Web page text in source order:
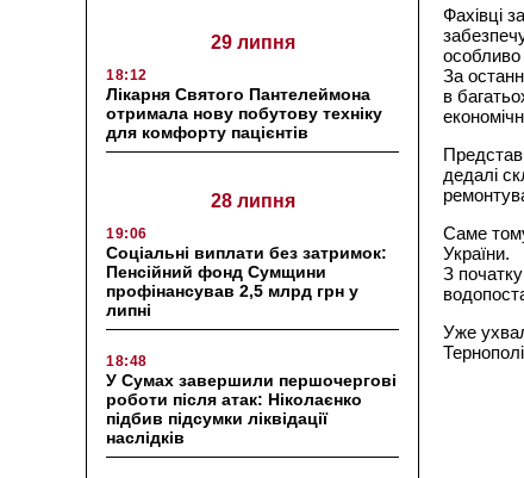
29 липня
18:12
Лікарня Святого Пантелеймона
отримала нову побутову техніку
для комфорту пацієнтів
28 липня
19:06
Соціальні виплати без затримок:
Пенсійний фонд Сумщини
профінансував 2,5 млрд грн у
липні
18:48
У Сумах завершили першочергові
роботи після атак: Ніколаєнко
підбив підсумки ліквідації
наслідків
Фахівці
особливо
За
в
дедалі
Саме
України.
З
Уже